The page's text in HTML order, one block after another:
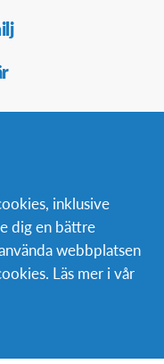
inklusive
dig en bättre
webbplatsen
Läs mer i vår